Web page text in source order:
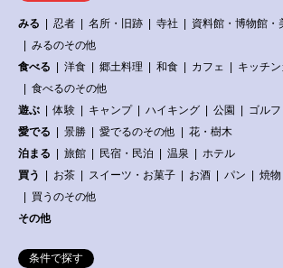
みる 忍者 名所・旧跡 寺社
資料館・博物館・
みるのその他
食べる
洋食 郷土料理 和食 カフェ
キッチ
食べるのその他
遊ぶ
体験 キャンプ ハイキング 公園 ゴルフ
愛でる
景勝 愛でるのその他
花・樹木
泊まる
旅館 民宿・民泊 温泉
ホテル
買う
お茶 スイーツ・お菓子 お酒 パン 焼物
買うのその他
その他
条件で探す